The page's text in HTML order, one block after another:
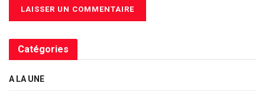
Catégories
A LA UNE